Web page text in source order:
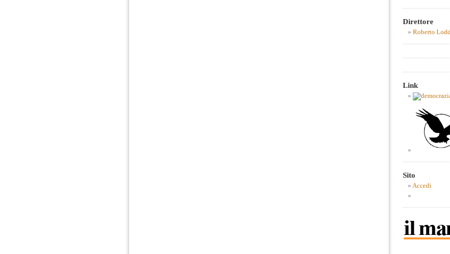
Direttore
Roberto
Link
Sito
Accedi